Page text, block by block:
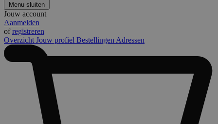
Menu sluiten
Jouw account
Aanmelden
ofregistreren
Overzicht Jouw profiel Bestellingen Adressen